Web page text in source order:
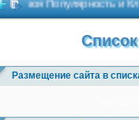
Твоя Популярность и
Размещение сайта в